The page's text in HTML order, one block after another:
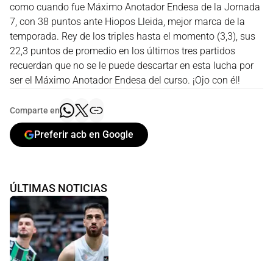
como cuando fue Máximo Anotador Endesa de la Jornada
7, con 38 puntos ante Hiopos Lleida, mejor marca de la
temporada. Rey de los triples hasta el momento (3,3), sus
22,3 puntos de promedio en los últimos tres partidos
recuerdan que no se le puede descartar en esta lucha por
ser el Máximo Anotador Endesa del curso. ¡Ojo con él!
Comparte en
Preferir acb en Google
ÚLTIMAS NOTICIAS